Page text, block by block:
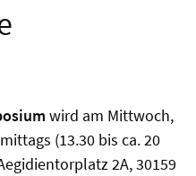
wird am Mittwoch,
(13.30 bis ca. 20
2A, 30159